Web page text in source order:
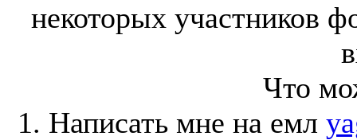
некоторых участников
Что
1. Написать мне на емл